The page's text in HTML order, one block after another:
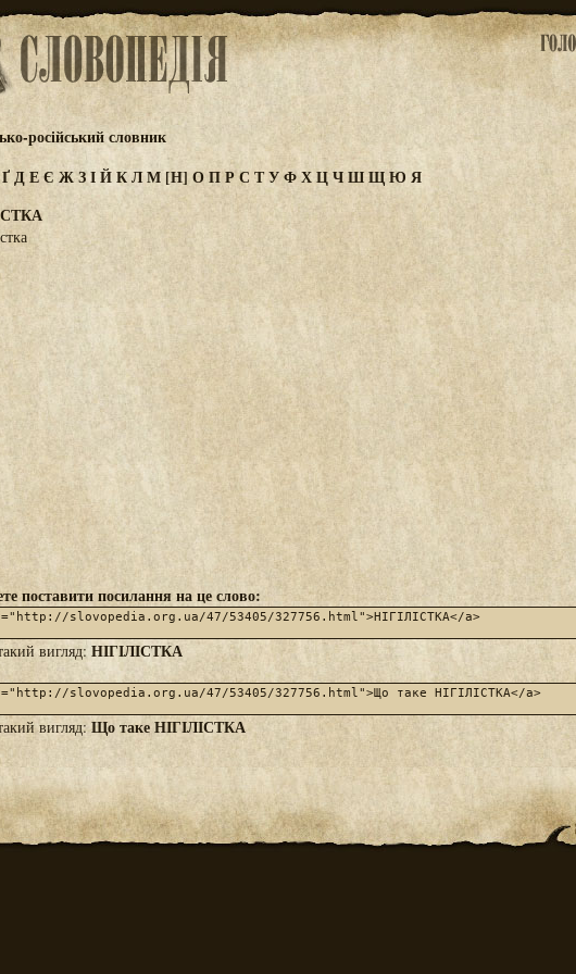
російський словник
ҐДЕЄ ЖЗІЙКЛМ [Н] ОПРС ТУФХЦЧШЩЮ Я
поставити посилання на це слово:
вигляд: НІГІЛІСТКА
вигляд:Що таке НІГІЛІСТКА